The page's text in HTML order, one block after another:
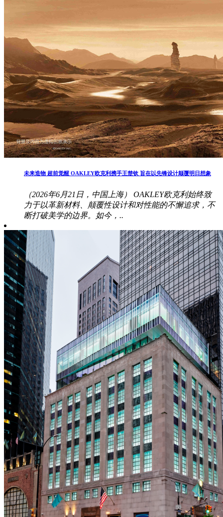
未来造物 超前觉醒 OAKLEY欧克利携手王楚钦 旨在以先锋设计颠覆明日想象
（2026年6月21日，中国上海） OAKLEY欧克利始终致
力于以革新材料、颠覆性设计和对性能的不懈追求，不
断打破美学的边界。如今，..